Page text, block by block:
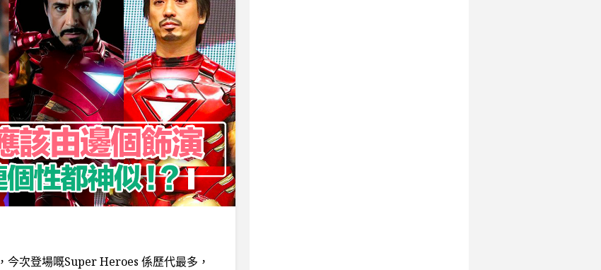
次登場嘅Super Heroes 係歷代最多，